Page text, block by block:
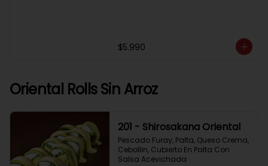
$5.990
Oriental Rolls Sin Arroz
201 - Shirosakana Oriental
Pescado Furay, Palta, Queso Crema,
Cebollin, Cubierto En Palta Con
Salsa Acevichada